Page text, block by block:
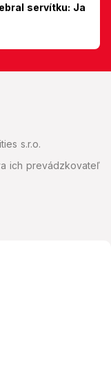
servítku: Ja
s.r.o.
ich prevádzkovateľ